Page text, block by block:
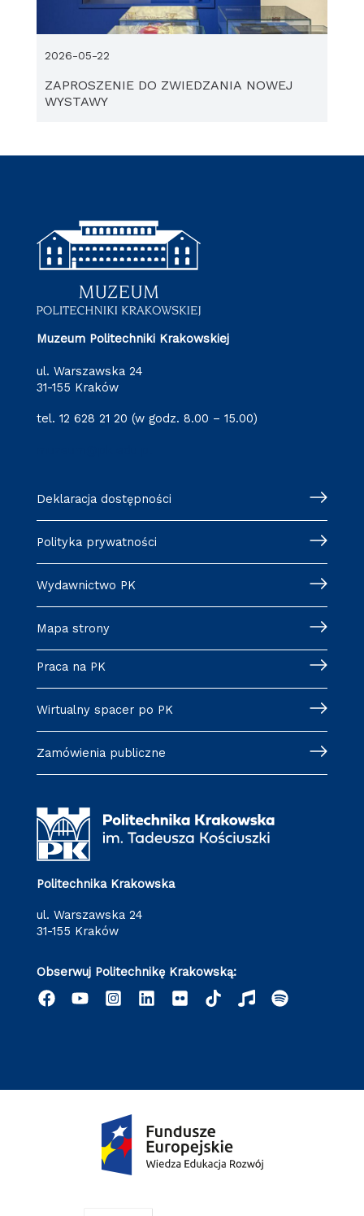
ZAPROSZENIE DO ZWIEDZANIA NOWEJ
WYSTAWY
2026-05-22
Muzeum Politechniki Krakowskiej
ul. Warszawska 24
31-155 Kraków
tel. 12 628 21 20 (w godz. 8.00 – 15.00)
Deklaracja dostępności
Polityka prywatności
Wydawnictwo PK
Mapa strony
Praca na PK
Wirtualny spacer po PK
Zamówienia publiczne
Politechnika Krakowska
ul. Warszawska 24
31-155 Kraków
Obserwuj Politechnikę Krakowską: